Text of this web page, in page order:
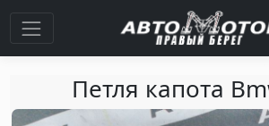
Петля капота